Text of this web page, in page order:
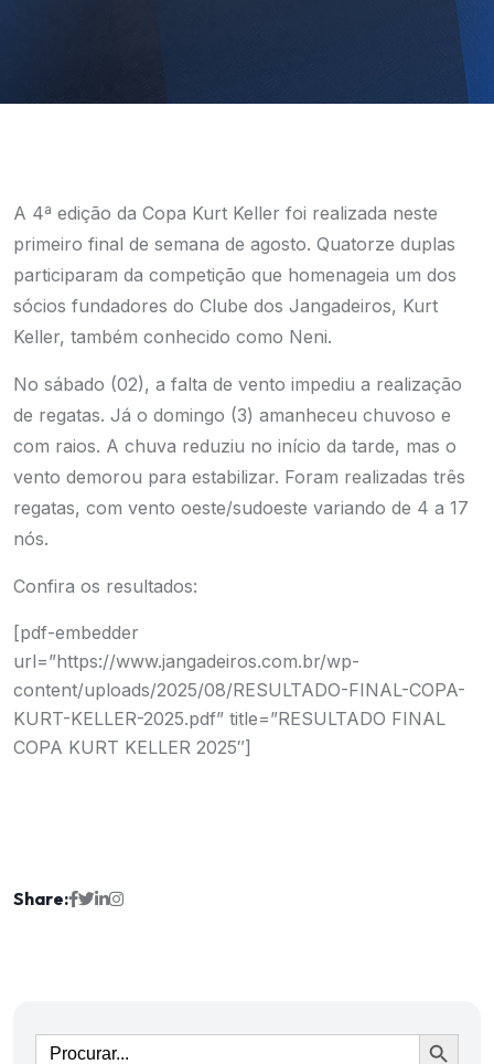
A 4ª edição da Copa Kurt Keller foi realizada neste
primeiro final de semana de agosto. Quatorze duplas
participaram da competição que homenageia um dos
sócios fundadores do Clube dos Jangadeiros, Kurt
Keller, também conhecido como Neni.
No sábado (02), a falta de vento impediu a realização
de regatas. Já o domingo (3) amanheceu chuvoso e
com raios. A chuva reduziu no início da tarde, mas o
vento demorou para estabilizar. Foram realizadas três
regatas, com vento oeste/sudoeste variando de 4 a 17
nós.
Confira os resultados:
[pdf-embedder
url=”https://www.jangadeiros.com.br/wp-
content/uploads/2025/08/RESULTADO-FINAL-COPA-
KURT-KELLER-2025.pdf” title=”RESULTADO FINAL
COPA KURT KELLER 2025″]
Share:
Ir